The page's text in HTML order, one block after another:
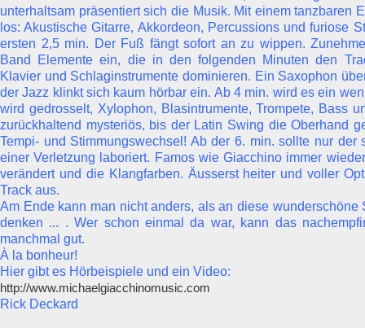
unterhaltsam präsentiert sich die Musik. Mit einem tanzbaren
los: Akustische Gitarre, Akkordeon, Percussions und furiose
ersten 2,5 min. Der Fuß fängt sofort an zu wippen.
Band Elemente ein, die in den folgenden Minuten den
Klavier und Schlaginstrumente dominieren. Ein Saxophon
der Jazz klinkt sich kaum hörbar ein. Ab 4 min. wird es ein
wird gedrosselt, Xylophon, Blasintrumente, Trompete, Bass
zurückhaltend mysteriös, bis der Latin Swing die Oberhand
Tempi- und Stimmungswechsel! Ab der 6. min. sollte nur der
einer Verletzung laboriert. Famos wie Giacchino immer
verändert und die Klangfarben. Äusserst heiter und voller
Track aus.
Am Ende kann man nicht anders, als an diese wunderschöne
denken ... . Wer schon einmal da war, kann das
manchmal gut.
À la bonheur!
Hier gibt es Hörbeispiele und ein Video:
http://www.michaelgiacchinomusic.com​
Rick Deckard